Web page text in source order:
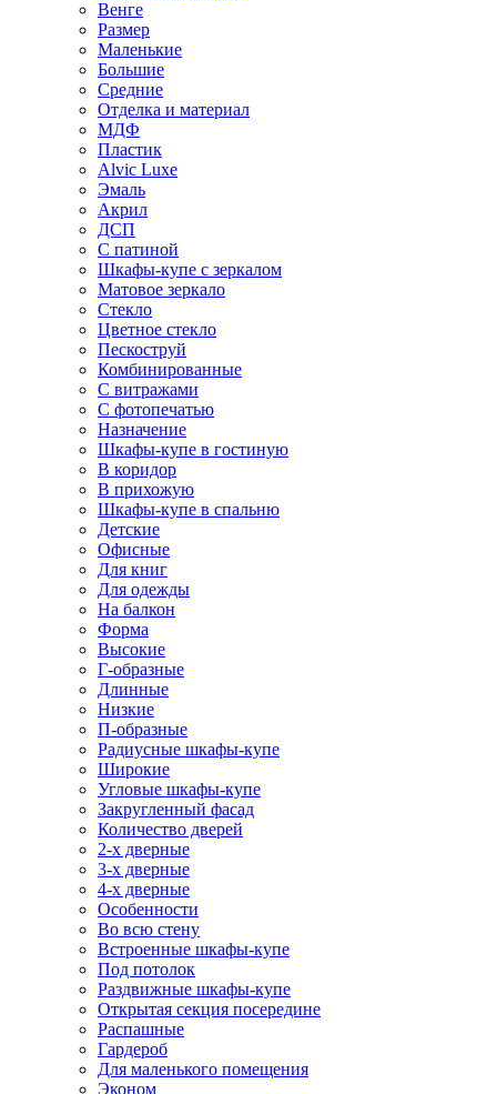
Венге
Размер
Маленькие
Большие
Средние
Отделка и материал
МДФ
Пластик
Alvic Luxe
Эмаль
Акрил
ДСП
С патиной
Шкафы-купе с зеркалом
Матовое зеркало
Стекло
Цветное стекло
Пескоструй
Комбинированные
С витражами
С фотопечатью
Назначение
Шкафы-купе в гостиную
В коридор
В прихожую
Шкафы-купе в спальню
Детские
Офисные
Для книг
Для одежды
На балкон
Форма
Высокие
Г-образные
Длинные
Низкие
П-образные
Радиусные шкафы-купе
Широкие
Угловые шкафы-купе
Закругленный фасад
Количество дверей
2-х дверные
3-х дверные
4-х дверные
Особенности
Во всю стену
Встроенные шкафы-купе
Под потолок
Раздвижные шкафы-купе
Открытая секция посередине
Распашные
Гардероб
Для маленького помещения
Эконом